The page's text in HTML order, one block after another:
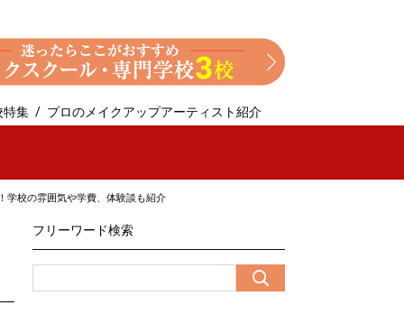
特集 プロのメイクアップアーティスト紹介
学校の雰囲気や学費、体験談も紹介
フリーワード検索